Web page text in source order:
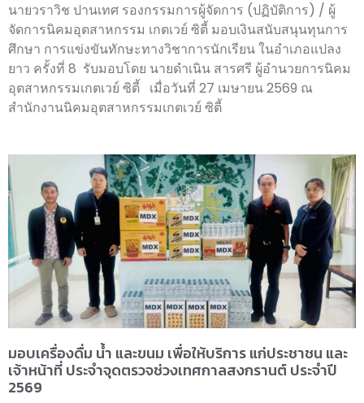
นายวราวิช ปานเทศ รองกรรมการผู้จัดการ (ปฏิบัติการ) / ผู้
จัดการนิคมอุตสาหกรรม เกตเวย์ ซิตี้ มอบเงินสนับสนุนทุนการ
ศึกษา การแข่งขันทักษะทางวิชาการนักเรียน ในอำเภอแปลง
ยาว ครั้งที่ 8 รับมอบโดย นายดำเนิน สารศรี ผู้อำนวยการนิคม
อุตสาหกรรมเกตเวย์ ซิตี้ เมื่อวันที่ 27 เมษายน 2569 ณ
สำนักงานนิคมอุตสาหกรรมเกตเวย์ ซิตี้
มอบเครื่องดื่ม น้ำ และขนม เพื่อให้บริการ แก่ประชาชน และ
เจ้าหน้าที่ ประจำจุดตรวจช่วงเทศกาลสงกรานต์ ประจำปี
2569